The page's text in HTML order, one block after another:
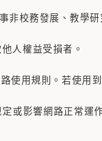
務發展、教學研究
人權益受損者。
使用規則。若使用
或影響網路正常運